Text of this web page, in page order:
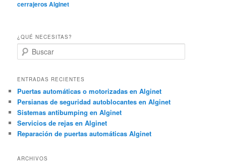
cerrajeros Alginet
¿QUÉ NECESITAS?
u
c
r
ENTRADAS RECIENTES
Puertas automáticas o motorizadas en Alginet
Persianas de seguridad autoblocantes en Alginet
Sistemas antibumping en Alginet
Servicios de rejas en Alginet
Reparación de puertas automáticas Alginet
ARCHIVOS